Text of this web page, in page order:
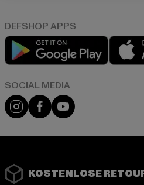
Play
Instagram
FacebookYouTube
KOSTENLOSE